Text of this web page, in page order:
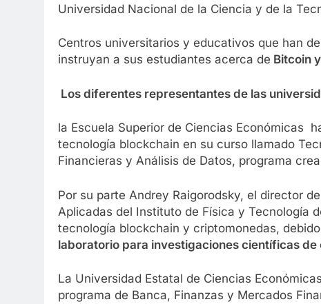
Universidad Nacional de la Ciencia y de la
Centros universitarios y educativos que han
instruyan a sus estudiantes acerca de Bitcoin
Los diferentes representantes de las
la Escuela Superior de Ciencias Económicas
tecnología blockchain en su curso llamado
Financieras y Análisis de Datos, programa
Por su parte Andrey Raigorodsky, el director
Aplicadas del Instituto de Física y Tecnología
tecnología blockchain y criptomonedas,
laboratorio para investigaciones científicas de
La Universidad Estatal de Ciencias
programa de Banca, Finanzas y Mercados